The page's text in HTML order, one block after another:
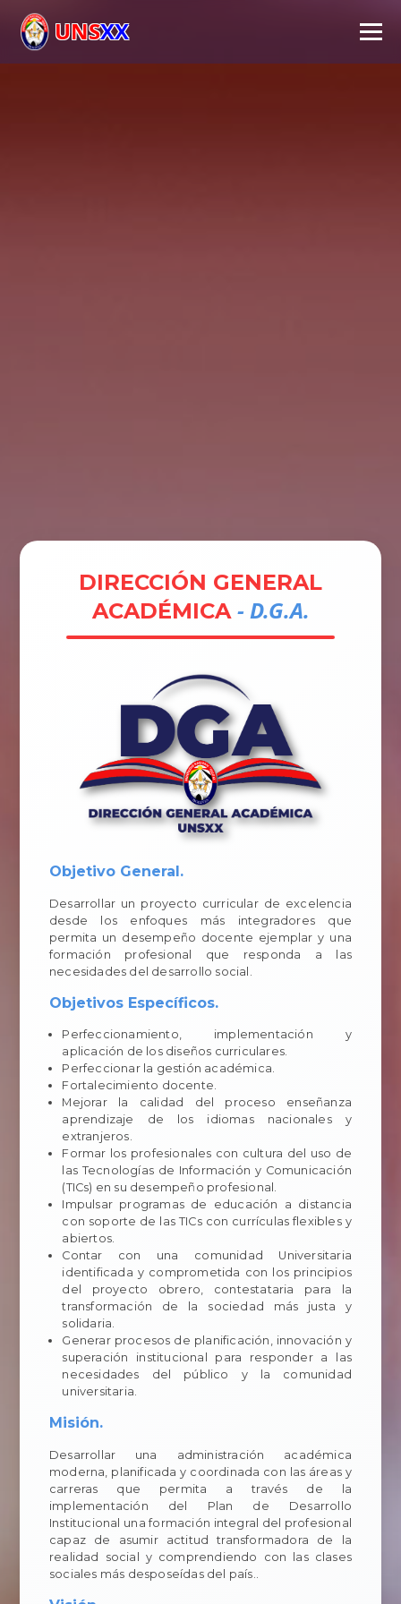
UNSXX
DIRECCIÓN GENERAL
ACADÉMICA - D.G.A.
Objetivo General.
Desarrollar un proyecto curricular de excelencia
desde los enfoques más integradores que
permita un desempeño docente ejemplar y una
formación profesional que responda a las
necesidades del desarrollo social.
Objetivos Específicos.
Perfeccionamiento, implementación y
aplicación de los diseños curriculares.
Perfeccionar la gestión académica.
Fortalecimiento docente.
Mejorar la calidad del proceso enseñanza
aprendizaje de los idiomas nacionales y
extranjeros.
Formar los profesionales con cultura del uso de
las Tecnologías de Información y Comunicación
(TICs) en su desempeño profesional.
Impulsar programas de educación a distancia
con soporte de las TICs con currículas flexibles y
abiertos.
Contar con una comunidad Universitaria
identificada y comprometida con los principios
del proyecto obrero, contestataria para la
transformación de la sociedad más justa y
solidaria.
Generar procesos de planificación, innovación y
superación institucional para responder a las
necesidades del público y la comunidad
universitaria.
Misión.
Desarrollar una administración académica
moderna, planificada y coordinada con las áreas y
carreras que permita a través de la
implementación del Plan de Desarrollo
Institucional una formación integral del profesional
capaz de asumir actitud transformadora de la
realidad social y comprendiendo con las clases
sociales más desposeídas del país..